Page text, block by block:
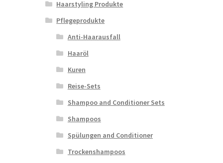
Haarstyling Produkte
Pflegeprodukte
Anti-Haarausfall
Haaröl
Kuren
Reise-Sets
Shampoo and Conditioner Sets
Shampoos
Spülungen and Conditioner
Trockenshampoos